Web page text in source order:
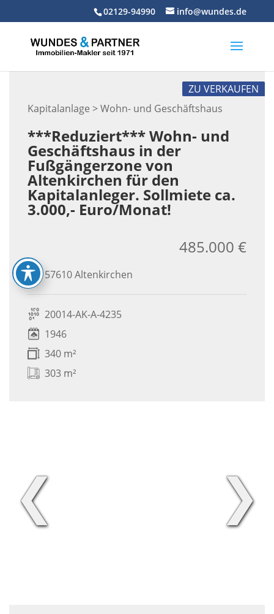
02129-94990 info@wundes.de
Kapitalanlage > Wohn- und Geschäftshaus
ZU VERKAUFEN
***Reduziert*** Wohn- und
Geschäftshaus in der
Fußgängerzone von
Altenkirchen für den
Kapitalanleger. Sollmiete ca.
3.000,- Euro/Monat!
57610 Altenkirchen
485.000 €
20014-AK-A-4235
1946
340 m²
303 m²
❮ ❯